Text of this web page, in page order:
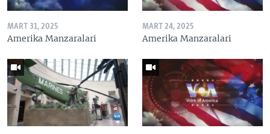
MART 31, 2025
Amerika Manzaralari
MART 24, 2025
Amerika Manzaralari